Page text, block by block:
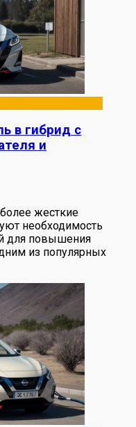
в гибрид с
и
жесткие
необходимость
для повышения
из популярных